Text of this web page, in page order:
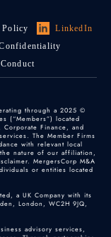
LinkedIn
Policy
through a
(“Members”) located
Finance, and
The Member Firms
with relevant local
nature of our affiliation,
MergersCorp M&A
or entities located
a UK Company with its
London, WC2H 9JQ,
advisory services,